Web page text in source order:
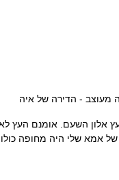
מעוצב - הדירה של איה
השעם. אומנם העץ לא
של אמא שלי היה מחופה